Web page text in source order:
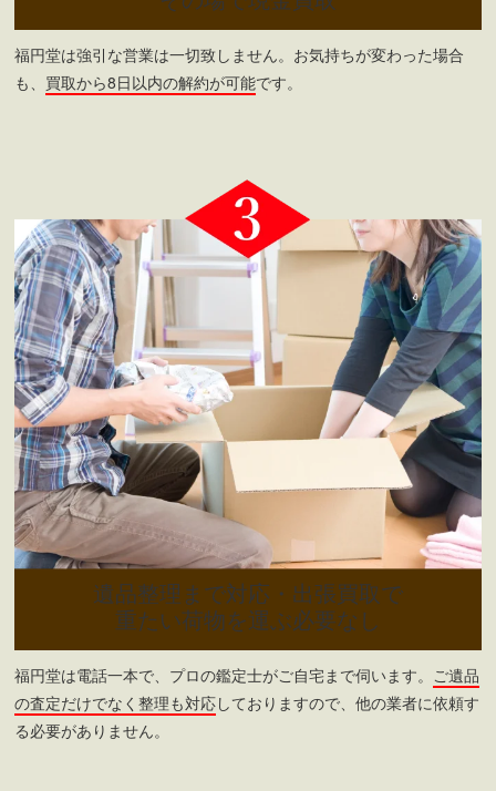
福円堂は強引な営業は一切致しません。お気持ちが変わった場合
も、 買取から8日以内の解約が可能です。
遺品整理まで対応・出張買取で
重たい荷物を運ぶ必要なし
福円堂は電話一本で、プロの鑑定士がご自宅まで伺います。 ご遺品
の査定だけでなく整理も対応しておりますので、他の業者に依頼す
る必要がありません。